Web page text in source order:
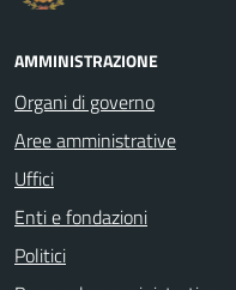
AMMINISTRAZIONE
Organi di governo
Aree amministrative
Uffici
Enti e fondazioni
Politici